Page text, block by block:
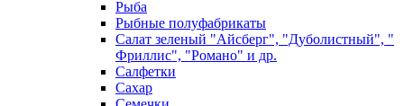
Рыба
Рыбные полуфабрикаты
Салат зеленый "Айсберг", "Дуболистный", "
Фриллис", "Романо" и др.
Салфетки
Сахар